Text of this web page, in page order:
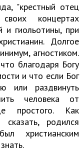
"крестный отец
концертах
и гиольотины, при
Долгое
агностиком.
благодаря Богу
и что если Бог
или раздвинуть
человека от
простого. Как
родился
христианским